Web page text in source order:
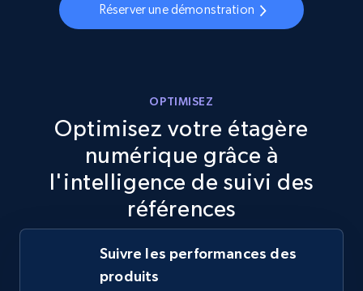
using sku numbers
URL, Final price, Sku, Currency, Gtin,
TikTok Shop
URL, Title, Available, Description, Currency, Initial
667+
Réserver une démonstration
OPTIMISEZ
Optimisez votre étagère
numérique grâce à
l'intelligence de suivi des
références
Suivre les performances des
produits